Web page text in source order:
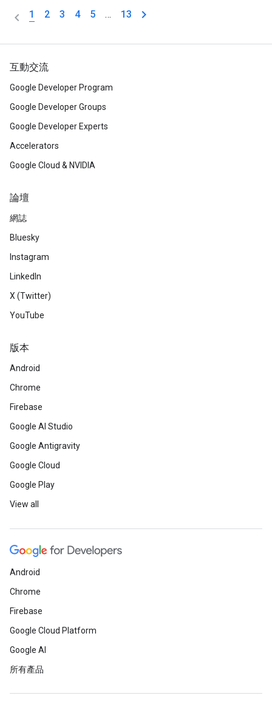
1 2 3 4 5 … 13
互動交流
Google Developer Program
Google Developer Groups
Google Developer Experts
Accelerators
Google Cloud & NVIDIA
論壇
網誌
Bluesky
Instagram
LinkedIn
X (Twitter)
YouTube
版本
Android
Chrome
Firebase
Google AI Studio
Google Antigravity
Google Cloud
Google Play
View all
Android
Chrome
Firebase
Google Cloud Platform
Google AI
所有產品